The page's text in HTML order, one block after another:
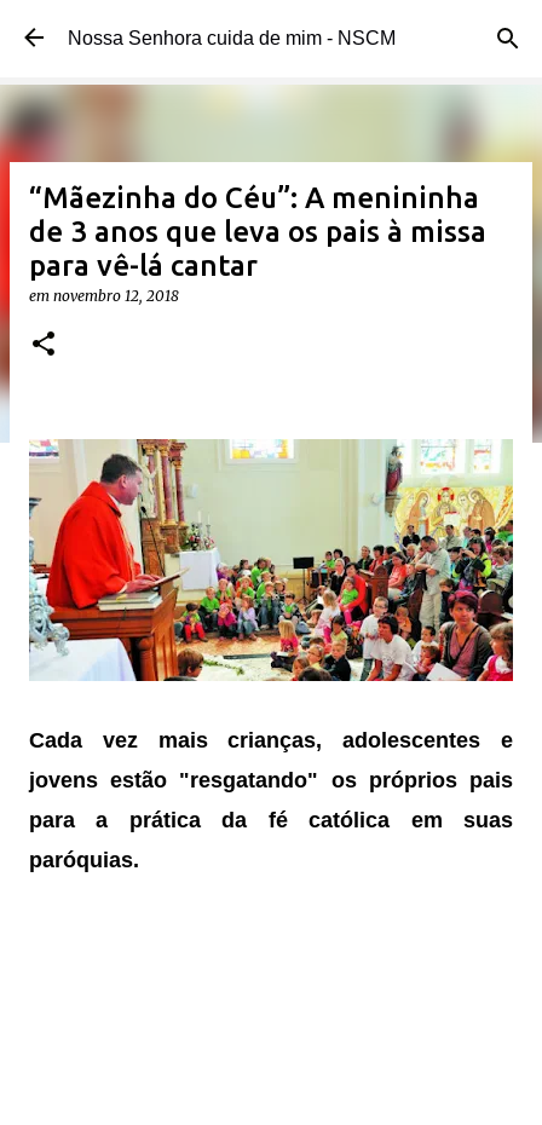
Pular para o conteúdo principal
Nossa Senhora cuida de mim - NSCM
“Mãezinha do Céu”: A menininha
de 3 anos que leva os pais à missa
para vê-lá cantar
em novembro 12, 2018
Cada vez mais crianças, adolescentes e
jovens estão "resgatando" os próprios pais
para a prática da fé católica em suas
paróquias.